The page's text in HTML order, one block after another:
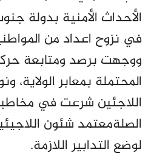
الأحداث الأمنية بدولة
في نزوح اعداد من
ووجهت برصد ومتابعة
المحتملة بمعابر الولاية،
اللاجئين شرعت في
الصلةمعتمد شئون
لوضع التدابير اللازمة.